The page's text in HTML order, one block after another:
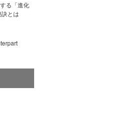
る「進化
とは